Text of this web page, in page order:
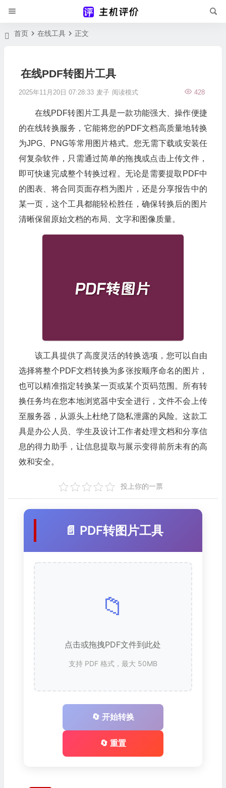
首页 在线工具 正文
在线PDF转图片工具
2025年11月20日 07:28:33 麦子 428
阅读模式
在线PDF转图片工具是一款功能强大、操作便捷
的在线转换服务，它能将您的PDF文档高质量地转换
为JPG、PNG等常用图片格式。您无需下载或安装任
何复杂软件，只需通过简单的拖拽或点击上传文件，
即可快速完成整个转换过程。无论是需要提取PDF中
的图表、将合同页面存档为图片，还是分享报告中的
某一页，这个工具都能轻松胜任，确保转换后的图片
清晰保留原始文档的布局、文字和图像质量。
该工具提供了高度灵活的转换选项，您可以自由
选择将整个PDF文档转换为多张按顺序命名的图片，
也可以精准指定转换某一页或某个页码范围。所有转
换任务均在您本地浏览器中安全进行，文件不会上传
至服务器，从源头上杜绝了隐私泄露的风险。这款工
具是办公人员、学生及设计工作者处理文档和分享信
息的得力助手，让信息提取与展示变得前所未有的高
效和安全。
投上你的一票
📄 PDF转图片工具
📁
点击或拖拽PDF文件到此处
支持 PDF 格式，最大 50MB
🔄 开始转换
🔄 重置